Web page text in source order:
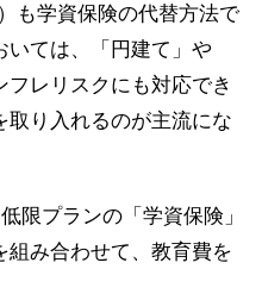
も学資保険の代替方法で
いては、「円建て」や
フレリスクにも対応でき
取り入れるのが主流にな
限プランの「学資保険」
組み合わせて、教育費を